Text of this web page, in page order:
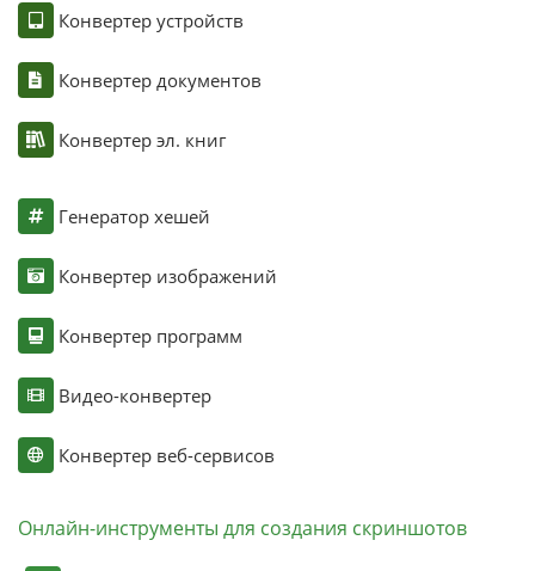
Конвертер устройств
Конвертер документов
Конвертер эл. книг
Генератор хешей
Конвертер изображений
Конвертер программ
Видео-конвертер
Конвертер веб-сервисов
Онлайн-инструменты для создания скриншотов